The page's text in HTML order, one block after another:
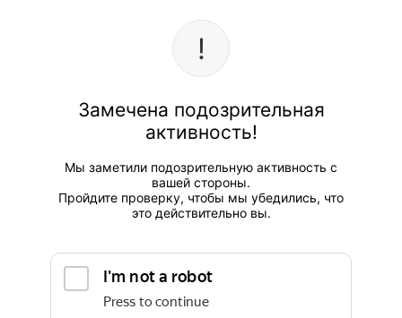
Замечена подозрительная
активность!
Мы заметили подозрительную активность с
вашей стороны.
Пройдите проверку, чтобы мы убедились, что
это действительно вы.